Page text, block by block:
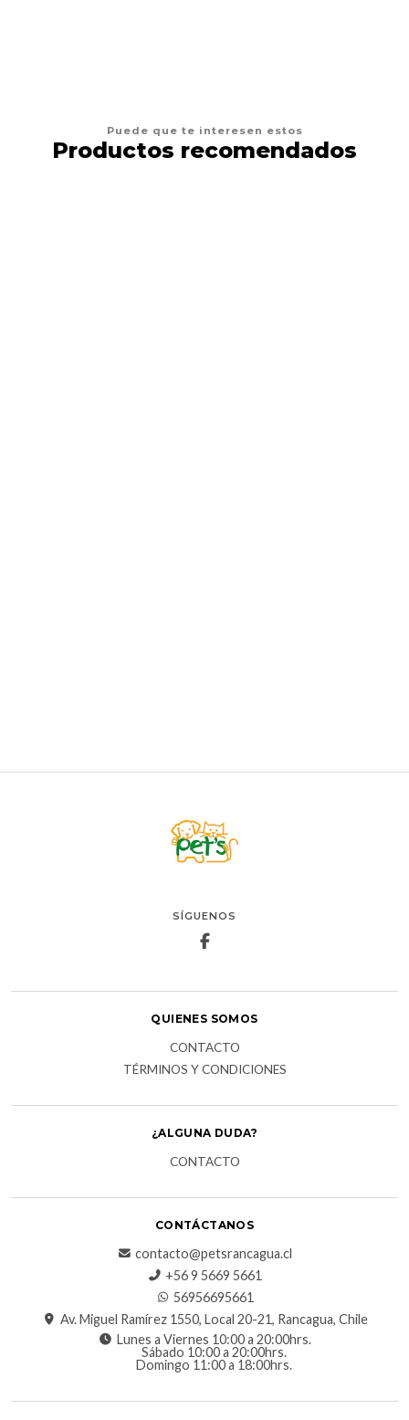
Puede que te interesen estos
Productos recomendados
SÍGUENOS
QUIENES SOMOS
CONTACTO
TÉRMINOS Y CONDICIONES
¿ALGUNA DUDA?
CONTACTO
CONTÁCTANOS
contacto@petsrancagua.cl
‪+56 9 5669 5661‬
56956695661‬
Av. Miguel Ramírez 1550, Local 20-21, Rancagua, Chile
Lunes a Viernes 10:00 a 20:00hrs.
Sábado 10:00 a 20:00hrs.
Domingo 11:00 a 18:00hrs.